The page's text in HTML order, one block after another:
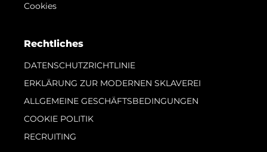
Cookies
Rechtliches
DATENSCHUTZRICHTLINIE
ERKLÄRUNG ZUR MODERNEN SKLAVEREI
ALLGEMEINE GESCHÄFTSBEDINGUNGEN
COOKIE POLITIK
RECRUITING